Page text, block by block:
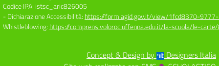
Codice IPA: istsc_aric826005
- Dichiarazione Accessibilità: https://form.agid.gov.it/view/1fcd8370-
Whistleblowing: https://comprensivolorociuffenna.edu.it/la-scuola/le-
Concept & Design by
Designers Italia